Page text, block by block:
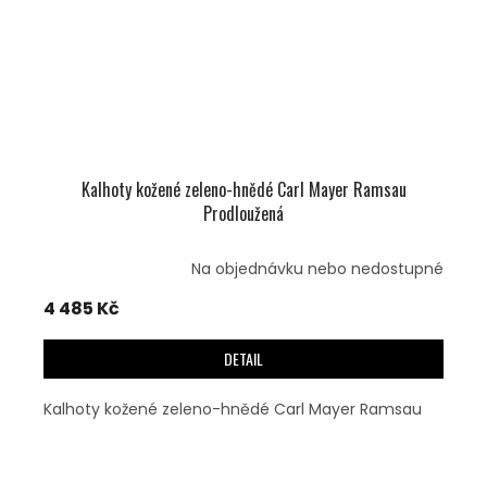
Kalhoty kožené zeleno-hnědé Carl Mayer Ramsau
Prodloužená
Na objednávku nebo nedostupné
4 485 Kč
DETAIL
Kalhoty kožené zeleno-hnědé Carl Mayer Ramsau